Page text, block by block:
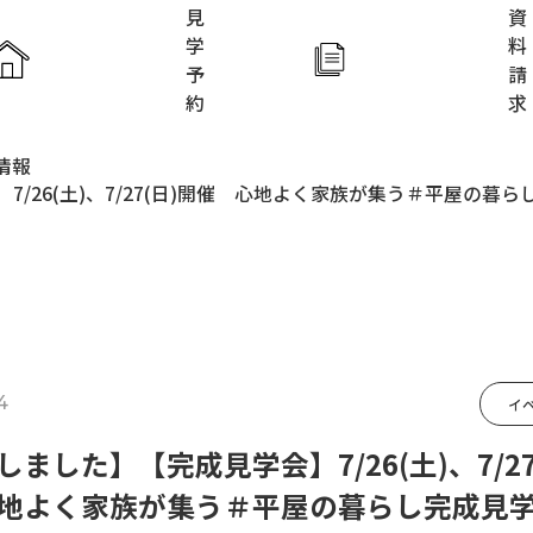
ホーム
FAVO
Lodina
KIDS
見
学
予
約
資
料
請
求
報
7/26(土)、7/27(日)開催 心地よく家族が集う＃平屋の暮ら
イ
ました】【完成見学会】7/26(土)、7/
く家族が集う＃平屋の暮らし完成見